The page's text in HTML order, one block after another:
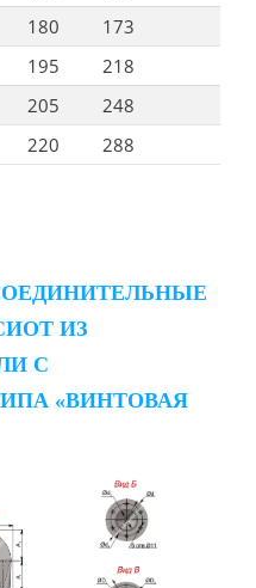
180
173
195
218
205
248
220 288
ИЗ
С
«ВИНТОВАЯ